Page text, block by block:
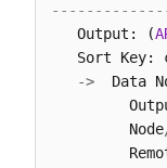
DWS
性
能
   Output: (
Sort Key:
->
Data
         Node